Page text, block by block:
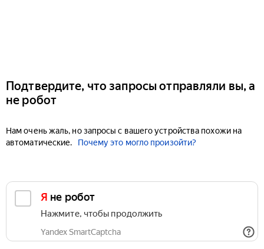
Подтвердите, что запросы отправляли вы, а
не робот
Нам очень жаль, но запросы с вашего устройства похожи на
автоматические.
Почему это могло произойти?
Я не робот
Нажмите, чтобы продолжить
Yandex SmartCaptcha